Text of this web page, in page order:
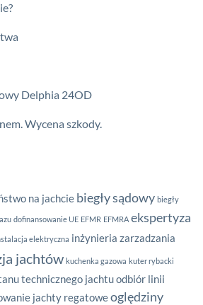
Delphia 24OD
Wycena szkody.
na jachcie biegły sądowy biegły
dofinansowanie UE EFMR EFMRA ekspertyza
elektryczna inżynieria zarzadzania
jachtów kuchenka gazowa kuter rybacki
technicznego jachtuodbiór linii
jachty regatoweoględziny